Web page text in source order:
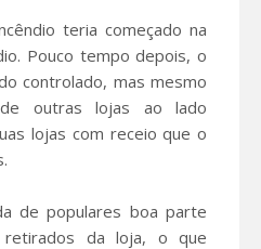
teria começado na
Pouco tempo depois, o
controlado, mas mesmo
outras lojas ao lado
lojas com receio que o
de populares boa parte
da loja, o que